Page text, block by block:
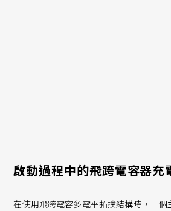
啟動過程中的飛跨電容器充
在使用飛跨電容多電平拓撲結構時，一